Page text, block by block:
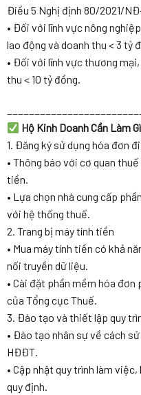
Điều 5 Nghị định 80/2021/
• Đối với lĩnh vực nông
lao động và doanh thu < 3 tỷ
• Đối với lĩnh vực thương
thu < 10 tỷ đồng.
Hộ Kinh Doanh Cần Làm
1. Đăng ký sử dụng hóa đơn
• Thông báo với cơ quan
tiền.
• Lựa chọn nhà cung cấp
với hệ thống thuế.
2. Trang bị máy tính tiền
• Mua máy tính tiền có khả
nối truyền dữ liệu.
• Cài đặt phần mềm hóa đơn
của Tổng cục Thuế.
3. Đào tạo và thiết lập quy
• Đào tạo nhân sự về cách
HĐĐT.
• Cập nhật quy trình làm
quy định.